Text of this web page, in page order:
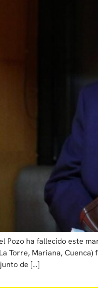
Pozo ha fallecido este
Torre, Mariana,
de […]